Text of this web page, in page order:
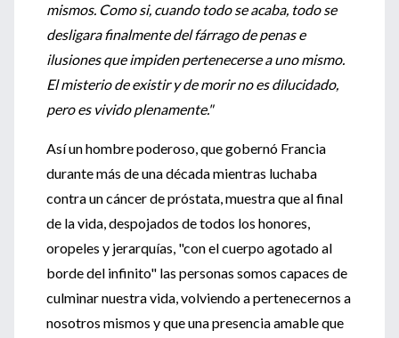
mismos. Como si, cuando todo se acaba, todo se
desligara finalmente del fárrago de penas e
ilusiones que impiden pertenecerse a uno mismo.
El misterio de existir y de morir no es dilucidado,
pero es vivido plenamente."
Así un hombre poderoso, que gobernó Francia
durante más de una década mientras luchaba
contra un cáncer de próstata, muestra que al final
de la vida, despojados de todos los honores,
oropeles y jerarquías, "con el cuerpo agotado al
borde del infinito" las personas somos capaces de
culminar nuestra vida, volviendo a pertenecernos a
nosotros mismos y que una presencia amable que